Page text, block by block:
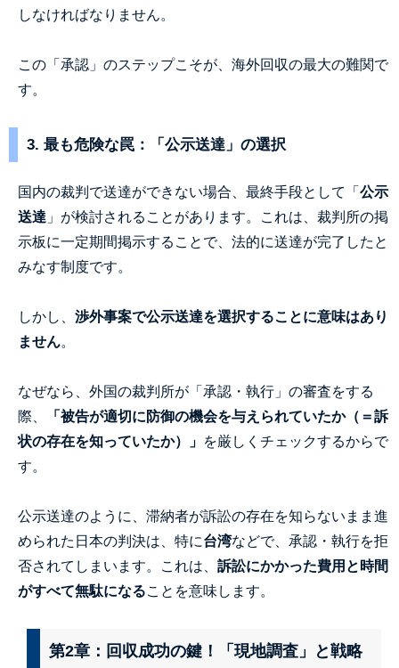
しなければなりません。
この「承認」のステップこそが、海外回収の最大の難関で
す。
3. 最も危険な罠：「公示送達」の選択
国内の裁判で送達ができない場合、最終手段として「 公示
送達 」が検討されることがあります。これは、裁判所の掲
示板に一定期間掲示することで、法的に送達が完了したと
みなす制度です。
しかし、 渉外事案で公示送達を選択することに意味はあり
ません。
なぜなら、外国の裁判所が「承認・執行」の審査をする
際、
「被告が適切に防御の機会を与えられていたか（＝訴
状の存在を知っていたか）」 を厳しくチェックするからで
す。
公示送達のように、滞納者が訴訟の存在を知らないまま進
められた日本の判決は、特に台湾などで、承認・執行を拒
否されてしまいます。これは、 訴訟にかかった費用と時間
がすべて無駄になることを意味します。
第2章：回収成功の鍵！「現地調査」と戦略